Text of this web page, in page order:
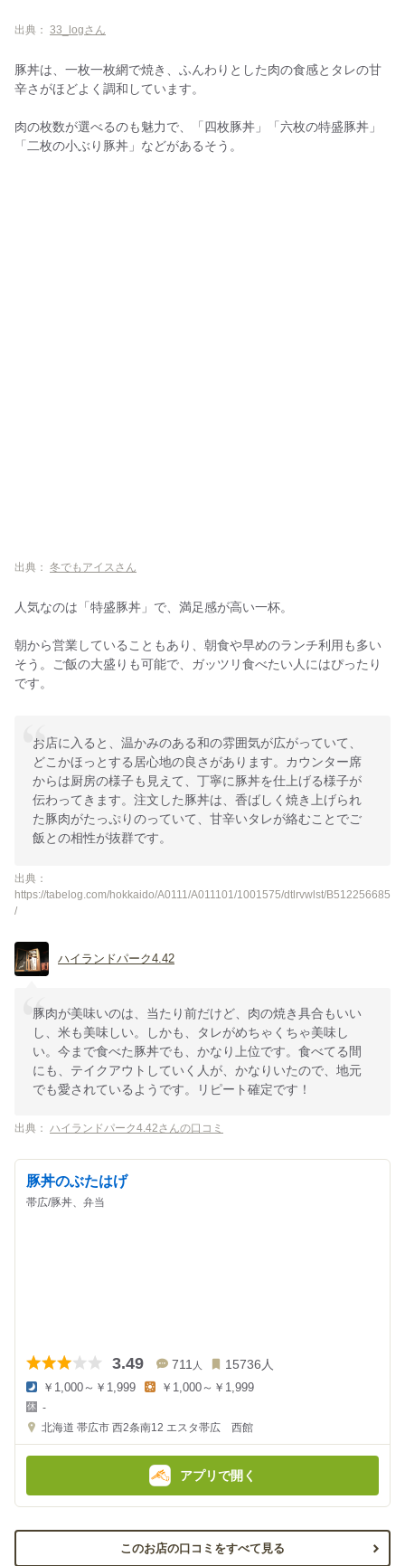
出典： 33_logさん
豚丼は、一枚一枚網で焼き、ふんわりとした肉の食感とタレの甘
辛さがほどよく調和しています。
肉の枚数が選べるのも魅力で、「四枚豚丼」「六枚の特盛豚丼」
「二枚の小ぶり豚丼」などがあるそう。
出典： 冬でもアイスさん
人気なのは「特盛豚丼」で、満足感が高い一杯。
朝から営業していることもあり、朝食や早めのランチ利用も多い
そう。ご飯の大盛りも可能で、ガッツリ食べたい人にはぴったり
です。
お店に入ると、温かみのある和の雰囲気が広がっていて、
どこかほっとする居心地の良さがあります。カウンター席
からは厨房の様子も見えて、丁寧に豚丼を仕上げる様子が
伝わってきます。注文した豚丼は、香ばしく焼き上げられ
た豚肉がたっぷりのっていて、甘辛いタレが絡むことでご
飯との相性が抜群です。
出典：
https://tabelog.com/hokkaido/A0111/A011101/1001575/dtlrvwlst/B512256685
/
ハイランドパーク4.42
豚肉が美味いのは、当たり前だけど、肉の焼き具合もいい
し、米も美味しい。しかも、タレがめちゃくちゃ美味し
い。今まで食べた豚丼でも、かなり上位です。食べてる間
にも、テイクアウトしていく人が、かなりいたので、地元
でも愛されているようです。リピート確定です！
出典： ハイランドパーク4.42さんの口コミ
豚丼のぶたはげ
帯広/豚丼、弁当
3.49 711 人 15736 人
夜
の
金
￥1,000～￥1,999
金
額
￥1,000～￥1,999
-
北海道 帯広市 西2条南12 エスタ帯広 西館
アプリで開く
このお店の口コミをすべて見る